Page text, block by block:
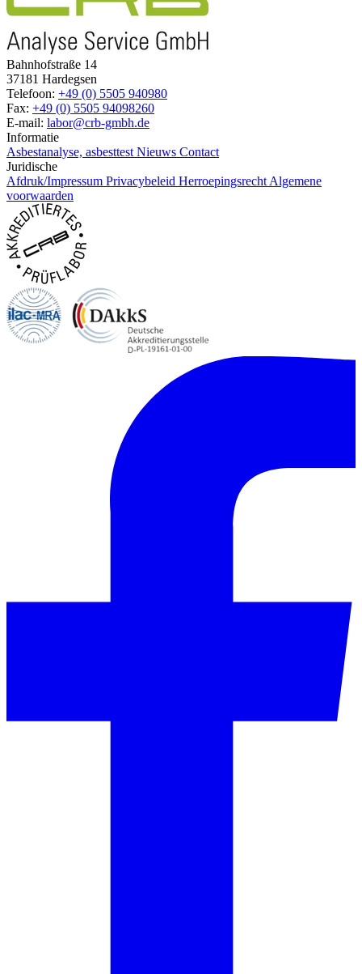
Bahnhofstraße 14
37181 Hardegsen
Telefoon: +49 (0) 5505 940980
Fax: +49 (0) 5505 94098260
E-mail: labor@crb-gmbh.de
Informatie
Asbestanalyse, asbesttest Nieuws Contact
Juridische
Afdruk/Impressum Privacybeleid Herroepingsrecht Algemene
voorwaarden